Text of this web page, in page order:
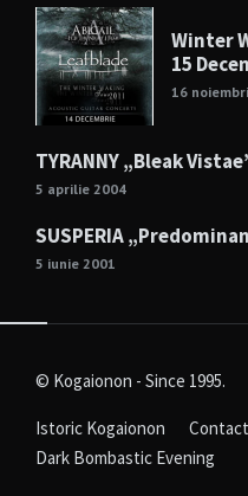
Winter
15
16
TYRANNY „Bleak
5 aprilie 2004
SUSPERIA
5 iunie 2001
© Kogaionon - Since 1995.
Istoric Kogaionon Contact
Dark Bombastic Evening